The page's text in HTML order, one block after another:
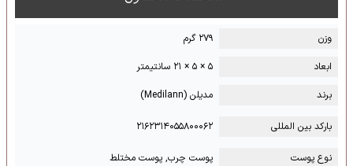
وزن
۲۷۹ گرم
ابعاد
۵ × ۵ × ۲۱ سانتیمتر
برند
مدیلن (Medilann)
بارکد بین المللی ۲۱۶۲۳۱۴۰۵۵۸۰۰۰۶۲
نوع پوست پوست چرب, پوست مختلط